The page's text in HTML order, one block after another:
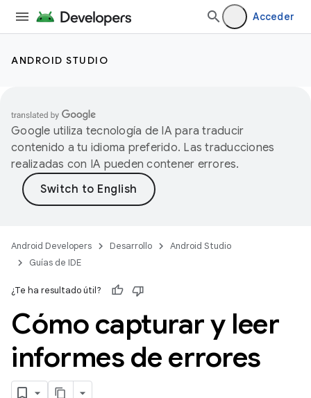
Acceder
ANDROID STUDIO
Google utiliza tecnología de IA para traducir
contenido a tu idioma preferido. Las traducciones
realizadas con IA pueden contener errores.
Android Developers Desarrollo
Android Studio
Guías de IDE
¿Te ha resultado útil?
Cómo capturar y leer
informes de errores